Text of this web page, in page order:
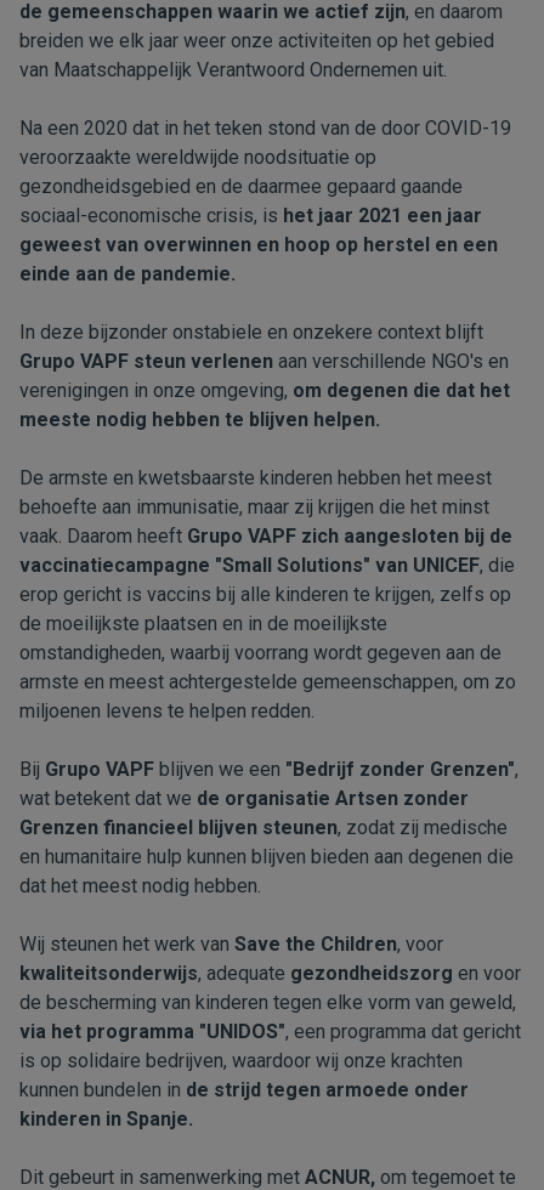
de gemeenschappen waarin we actief zijn, en daarom
breiden we elk jaar weer onze activiteiten op het gebied
van Maatschappelijk Verantwoord Ondernemen uit.
Na een 2020 dat in het teken stond van de door COVID-19
veroorzaakte wereldwijde noodsituatie op
gezondheidsgebied en de daarmee gepaard gaande
sociaal-economische crisis, is het jaar 2021 een jaar
geweest van overwinnen en hoop op herstel en een
einde aan de pandemie.
In deze bijzonder onstabiele en onzekere context blijft
Grupo VAPF steun verlenen aan verschillende NGO's en
verenigingen in onze omgeving, om degenen die dat het
meeste nodig hebben te blijven helpen.
De armste en kwetsbaarste kinderen hebben het meest
behoefte aan immunisatie, maar zij krijgen die het minst
vaak. Daarom heeft Grupo VAPF zich aangesloten bij de
vaccinatiecampagne "Small Solutions" van UNICEF, die
erop gericht is vaccins bij alle kinderen te krijgen, zelfs op
de moeilijkste plaatsen en in de moeilijkste
omstandigheden, waarbij voorrang wordt gegeven aan de
armste en meest achtergestelde gemeenschappen, om zo
miljoenen levens te helpen redden.
Bij Grupo VAPF blijven we een "Bedrijf zonder Grenzen",
wat betekent dat we de organisatie Artsen zonder
Grenzen financieel blijven steunen, zodat zij medische
en humanitaire hulp kunnen blijven bieden aan degenen die
dat het meest nodig hebben.
Wij steunen het werk van Save the Children, voor
kwaliteitsonderwijs, adequate gezondheidszorg en voor
de bescherming van kinderen tegen elke vorm van geweld,
via het programma "UNIDOS", een programma dat gericht
is op solidaire bedrijven, waardoor wij onze krachten
kunnen bundelen in de strijd tegen armoede onder
kinderen in Spanje.
Dit gebeurt in samenwerking met ACNUR, om tegemoet te